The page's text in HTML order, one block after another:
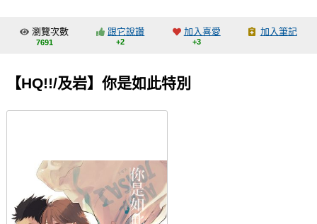
交流中心
會員功能選單
登入
瀏覽次數
7691
跟它說讚
+2
加入喜愛
+3
加入筆記
【HQ!!/及岩】你是如此特別